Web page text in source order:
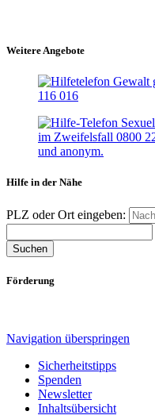
Weitere Angebote
Hilfe in der Nähe
PLZ oder Ort eingeben:
Suchen
Förderung
Navigation überspringen
Sicherheitstipps
Spenden
Newsletter
Inhaltsübersicht